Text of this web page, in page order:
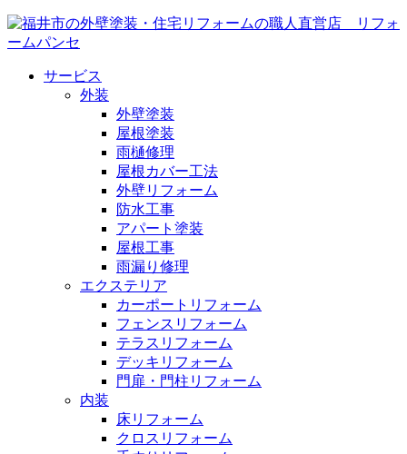
サービス
外装
外壁塗装
屋根塗装
雨樋修理
屋根カバー工法
外壁リフォーム
防水工事
アパート塗装
屋根工事
雨漏り修理
エクステリア
カーポートリフォーム
フェンスリフォーム
テラスリフォーム
デッキリフォーム
門扉・門柱リフォーム
内装
床リフォーム
クロスリフォーム